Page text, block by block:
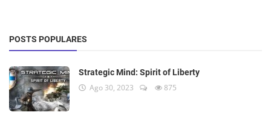
POSTS POPULARES
Strategic Mind: Spirit of Liberty
Ago 30, 2023 875